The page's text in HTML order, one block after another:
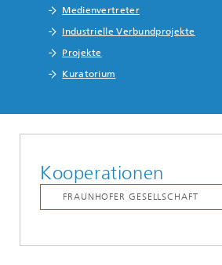
Medienvertreter
Industrielle Verbundprojekte
Projekte
Kuratorium
Kooperationen